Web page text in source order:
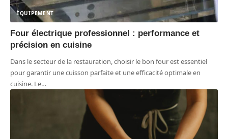
ÉQUIPEMENT
Four électrique professionnel : performance et
précision en cuisine
Dans le secteur de la restauration, choisir le bon four est essentiel
pour garantir une cuisson parfaite et une efficacité optimale en
cuisine. Le…